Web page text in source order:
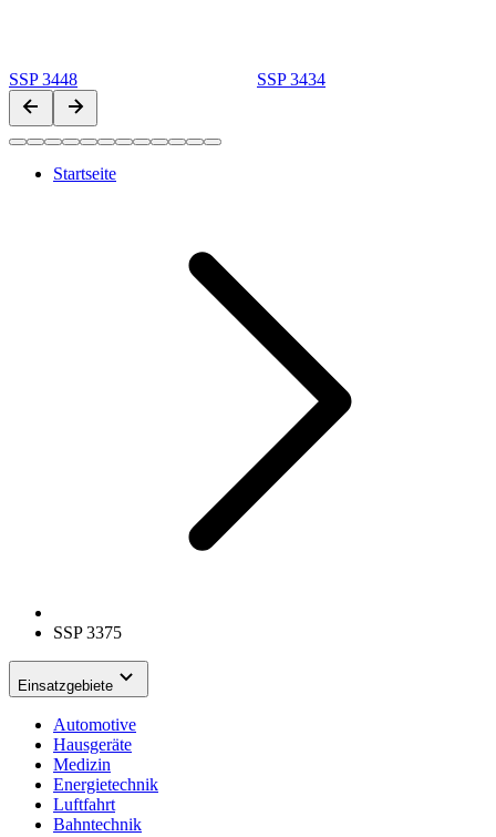
SSP 3448 SSP 3434
Startseite
SSP 3375
Einsatzgebiete
Automotive
Hausgeräte
Medizin
Energietechnik
Luftfahrt
Bahntechnik